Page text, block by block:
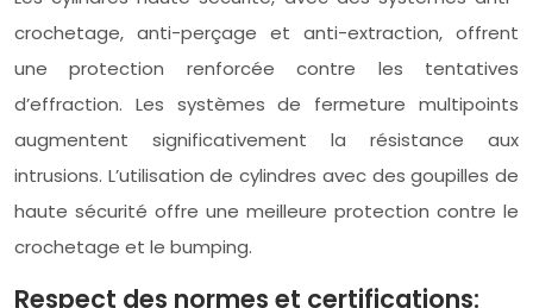
crochetage, anti-perçage et anti-extraction, offrent
une protection renforcée contre les tentatives
d’effraction. Les systèmes de fermeture multipoints
augmentent significativement la résistance aux
intrusions. L’utilisation de cylindres avec des goupilles de
haute sécurité offre une meilleure protection contre le
crochetage et le bumping.
Respect des normes et certifications: